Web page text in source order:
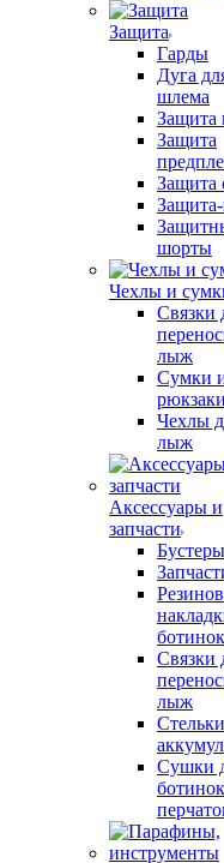
Защита
Гарды
Дуга
шлема
Защита
Защита
Защита
шорты
Чехлы и
Связки
лыж
Сумки
рюкзаки
Чехлы
лыж
Аксессуары и
запчасти
Бустеры
ботинок
Связки
лыж
Сушки